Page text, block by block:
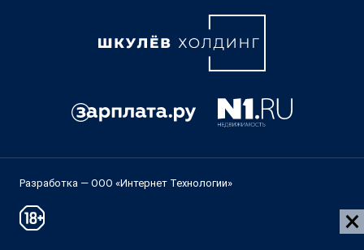
Разработка — ООО «Интернет Технологии»